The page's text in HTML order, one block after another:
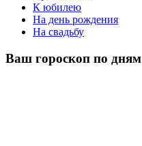
К юбилею
На день рождения
На свадьбу
Ваш гороскоп по дням